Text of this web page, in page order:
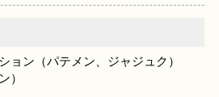
ョン（パテメン、ジャジュク）
）